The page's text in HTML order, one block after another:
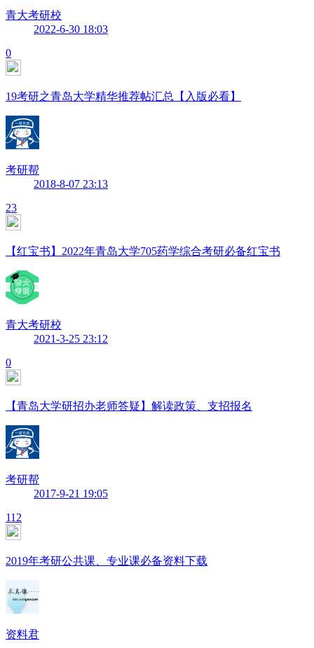
青大考研校
2022-6-30 18:03
0
19考研之青岛大学精华推荐帖汇总【入版必看】
考研帮
2018-8-07 23:13
23
【红宝书】2022年青岛大学705药学综合考研必备红宝书
青大考研校
2021-3-25 23:12
0
【青岛大学研招办老师答疑】解读政策、支招报名
考研帮
2017-9-21 19:05
112
2019年考研公共课、专业课必备资料下载
资料君